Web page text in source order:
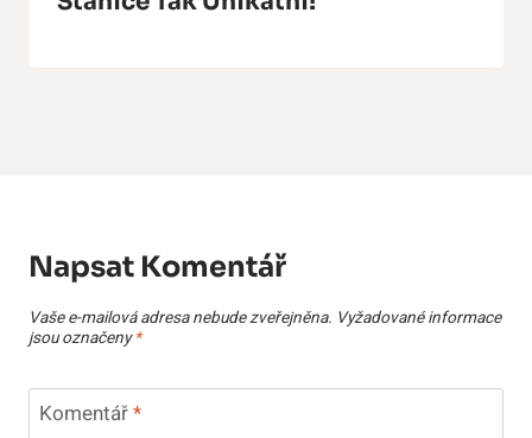
Napsat Komentář
Vaše e-mailová adresa nebude zveřejněna. Vyžadované informace
jsou označeny*
Komentář*